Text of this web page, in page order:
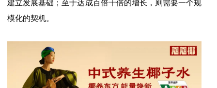
建立发展基础；至于达成百倍千倍的增长，则需要一个规
模化的契机。